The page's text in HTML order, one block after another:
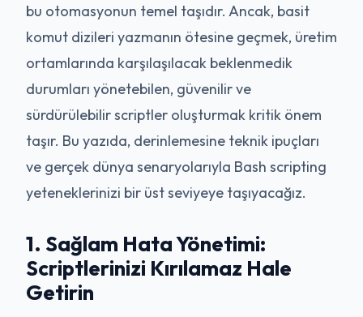
bu otomasyonun temel taşıdır. Ancak, basit
komut dizileri yazmanın ötesine geçmek, üretim
ortamlarında karşılaşılacak beklenmedik
durumları yönetebilen, güvenilir ve
sürdürülebilir scriptler oluşturmak kritik önem
taşır. Bu yazıda, derinlemesine teknik ipuçları
ve gerçek dünya senaryolarıyla Bash scripting
yeteneklerinizi bir üst seviyeye taşıyacağız.
1. Sağlam Hata Yönetimi:
Scriptlerinizi Kırılamaz Hale
Getirin